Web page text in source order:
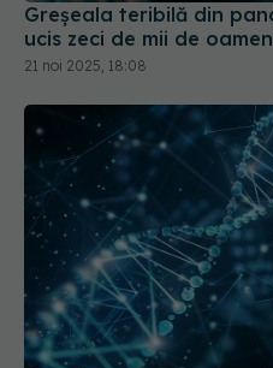
Greșeala teribilă din
ucis zeci de mii de
21 noi 2025, 18:08